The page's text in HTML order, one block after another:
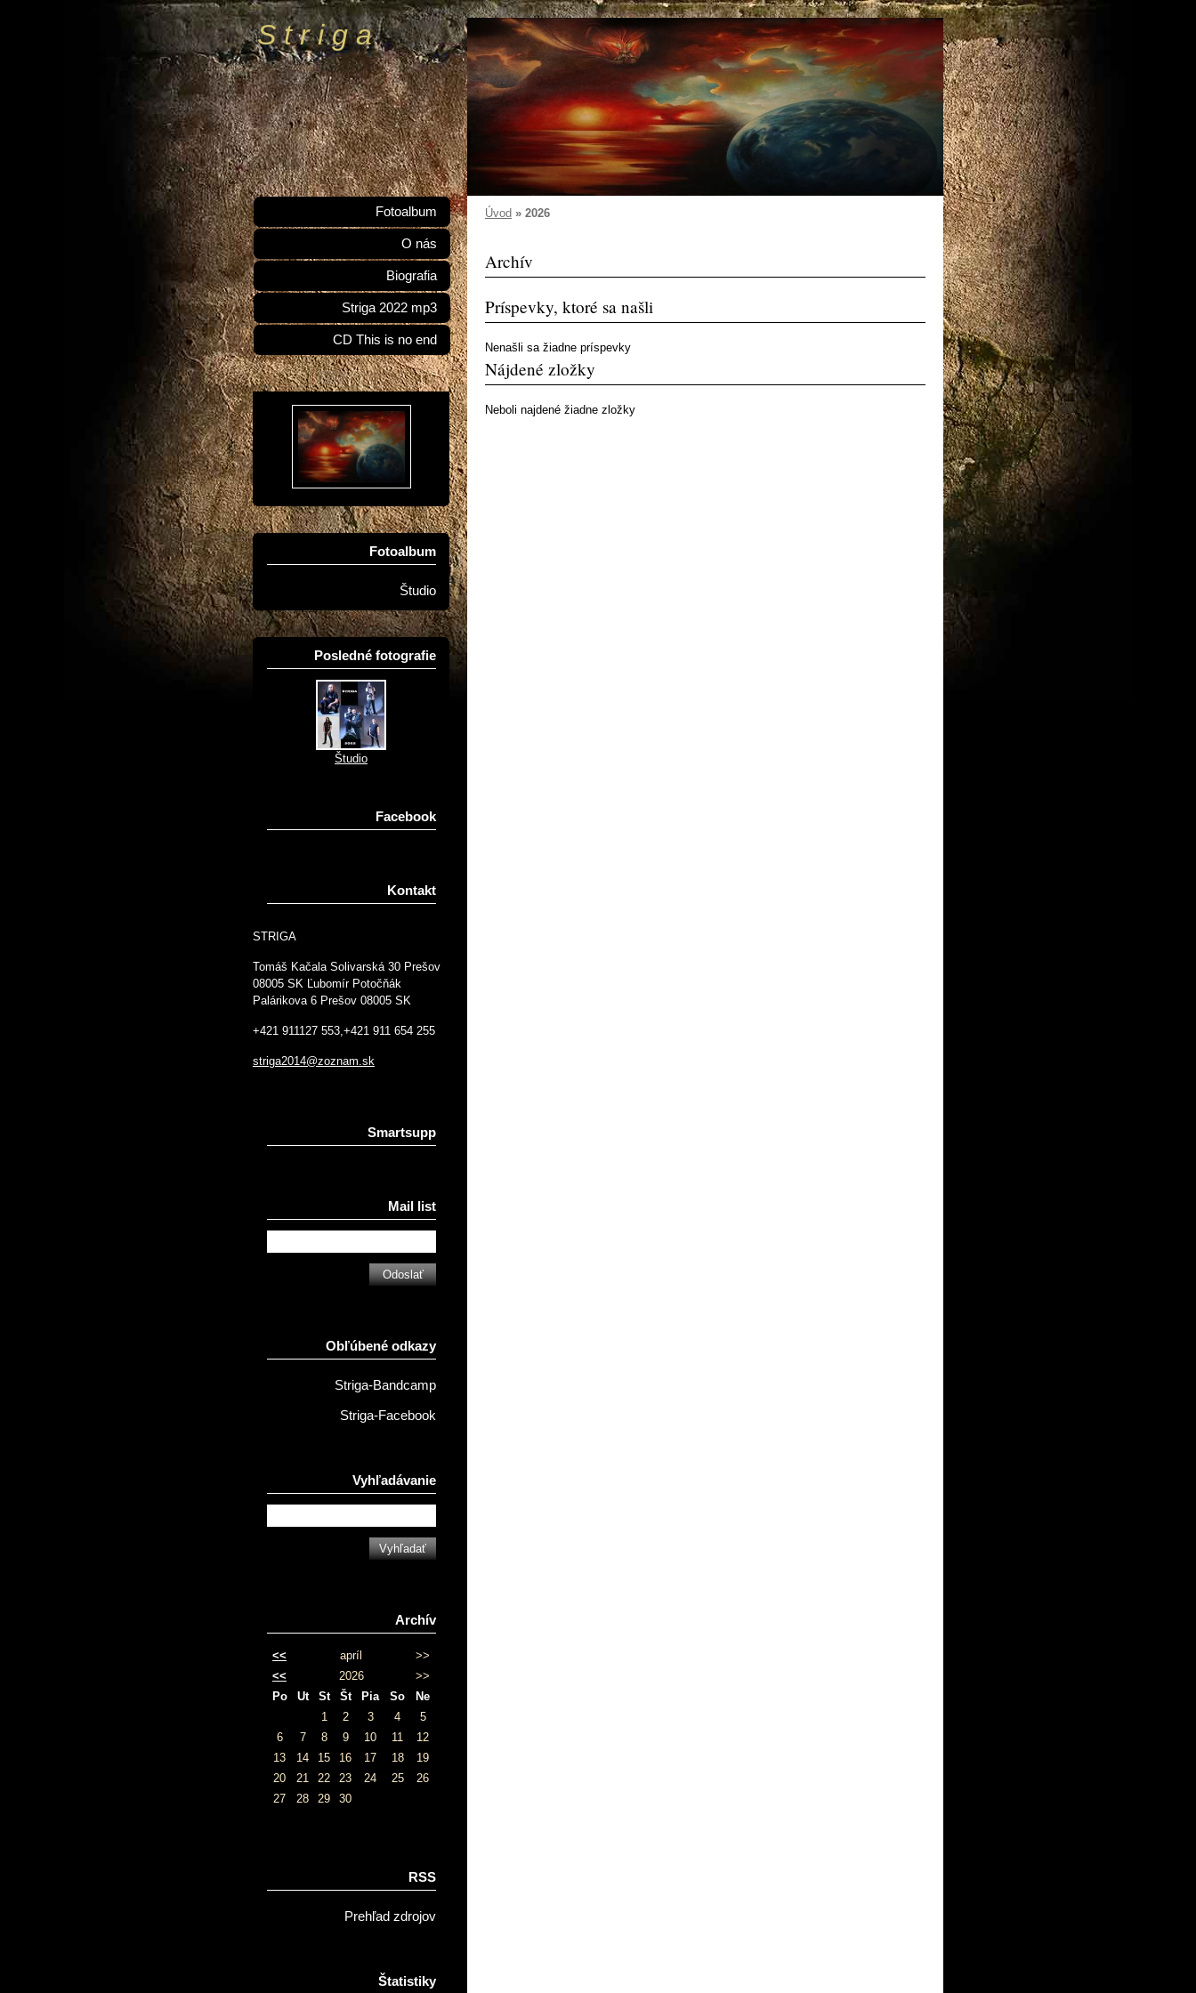
S t r i g a
Úvod » 2026
Archív
Príspevky, ktoré sa našli
Nenašli sa žiadne príspevky
Nájdené zložky
Neboli najdené žiadne zložky
Fotoalbum
O nás
Biografia
Striga 2022 mp3
CD This is no end
Fotoalbum
Študio
Posledné fotografie
Študio
Facebook
Kontakt
STRIGA
Tomáš Kačala Solivarská 30 Prešov
08005 SK Ľubomír Potočňák
Palárikova 6 Prešov 08005 SK
+421 911127 553,+421 911 654 255
striga2014@zoznam.sk
Smartsupp
Mail list
Obľúbené odkazy
Striga-Bandcamp
Striga-Facebook
Vyhľadávanie
Archív
<< apríl
>>
<<
2026
>>
Po
Ut St Št Pia So
Ne
1
2 3 4
5
6
7 8 9 10 11
12
13
14 15 16 17 18
19
20
21 22 23 24 25
26
27
28 29 30
RSS
Prehľad zdrojov
Štatistiky